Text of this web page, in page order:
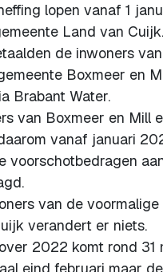
lopen vanaf 1
Land van Cuijk.
de inwoners
Boxmeer en
Brabant Water.
van Boxmeer en Mill
vanaf januari
voorschotbedragen
van de voormalige
verandert er niets.
2022 komt rond 31